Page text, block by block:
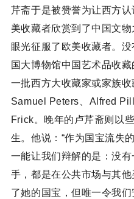
芹斋于是被赞誉为让西方
美收藏者欣赏到了中国文
眼光征服了欧美收藏者。
国大博物馆中国艺术品收
一批西方大收藏家或家族收
Samuel Peters、Alfred
Frick。晚年的卢芹斋则以
生。他说：“作为国宝流失
一能让我们辩解的是：没
手，都是在公共市场与其
了她的国宝，但唯一令我